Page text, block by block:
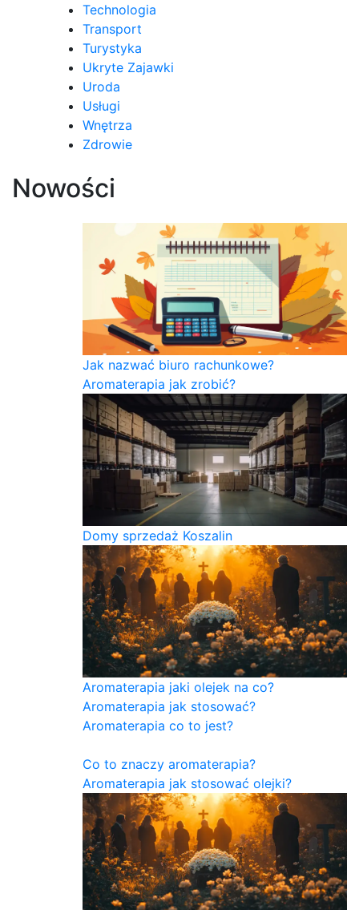
Technologia
Transport
Turystyka
Ukryte Zajawki
Uroda
Usługi
Wnętrza
Zdrowie
Nowości
Jak nazwać biuro rachunkowe?
Aromaterapia jak zrobić?
Domy sprzedaż Koszalin
Aromaterapia jaki olejek na co?
Aromaterapia jak stosować?
Aromaterapia co to jest?
Co to znaczy aromaterapia?
Aromaterapia jak stosować olejki?